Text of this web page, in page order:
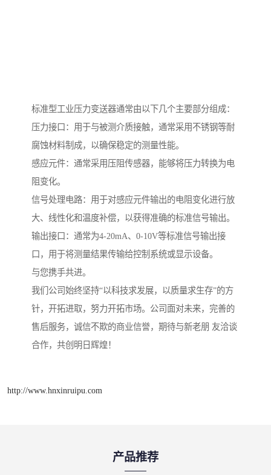
标准型工业压力变送器通常由以下几个主要部分组成：
压力接口：用于与被测介质接触，通常采用不锈钢等耐
腐蚀材料制成，以确保稳定的测量性能。
感应元件：通常采用压阻传感器，能够将压力转换为电
阻变化。
信号处理电路：用于对感应元件输出的电阻变化进行放
大、线性化和温度补偿，以获得准确的标准信号输出。
输出接口：通常为4-20mA、0-10V等标准信号输出接
口，用于将测量结果传输给控制系统或显示设备。
与您携手共进。
我们公司始终坚持“以科技求发展，以质量求生存”的方
针，开拓进取，努力开拓市场。公司面对未来，完善的
售后服务，诚信不欺的商业信誉，期待与新老朋 友洽谈
合作，共创明日辉煌！
http://www.hnxinruipu.com
产品推荐